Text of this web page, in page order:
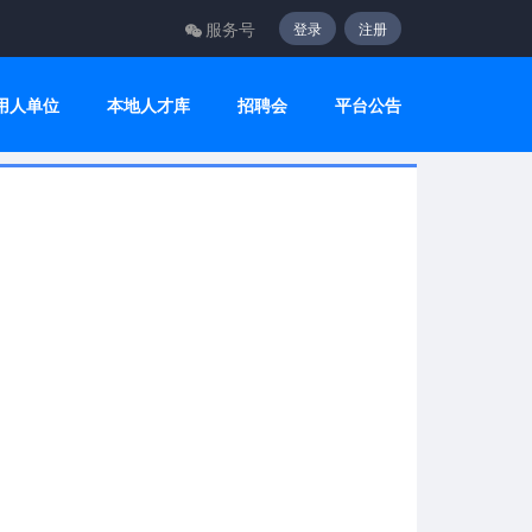
服务号 登录 注册
人单位 本地人才库 招聘会 平台公告